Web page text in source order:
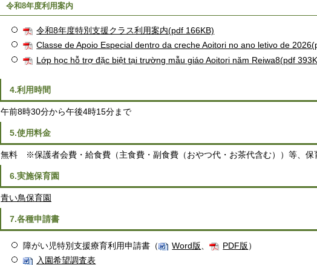
令和8年度利用案内
令和8年度特別支援クラス利用案内(pdf 166KB)
Classe de Apoio Especial dentro da creche Aoitori no ano letivo de
Lớp học hỗ trợ đặc biệt tại trường mẫu giáo Aoitori năm Reiwa8(pdf
4.利用時間
午前8時30分から午後4時15分まで
5.使用料金
無料 ※保護者会費・給食費（主食費・副食費（おやつ代・お茶代含む））等、保
6.実施保育園
青い鳥保育園
7.各種申請書
障がい児特別支援療育利用申請書（ Word版 、 PDF版）
入園希望調査表